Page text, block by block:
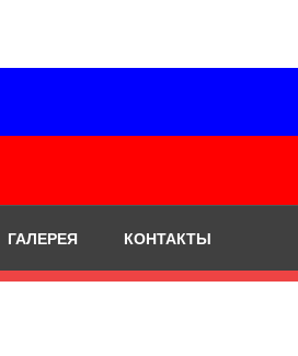
ГАЛЕРЕЯ КОНТАКТЫ